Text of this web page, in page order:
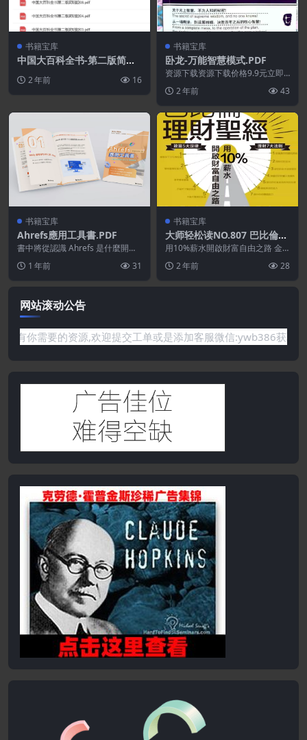
书籍宝库
中国大百科全书-第二版简明
2 年前 16
书籍宝库
卧龙-万能智慧模式.PDF
资源下载资源下载价格9.9元立即
2 年前 43
书籍宝库
Ahrefs應用工具書.PDF
書中將從認識 Ahrefs 是什麼開始
說起,接著帶大家熟悉 Ahrefs 6
大...1 年前 31
书籍宝库
大师轻松读NO.807 巴比倫理
財聖經
用10%薪水開啟財富自由之路 金
錢本身從來不是最終目的，而是達
到目的的手段。當金...
2 年前 28
网站滚动公告
要的资源,欢迎提交工单或是添加客服微信:ywb386获取帮助！